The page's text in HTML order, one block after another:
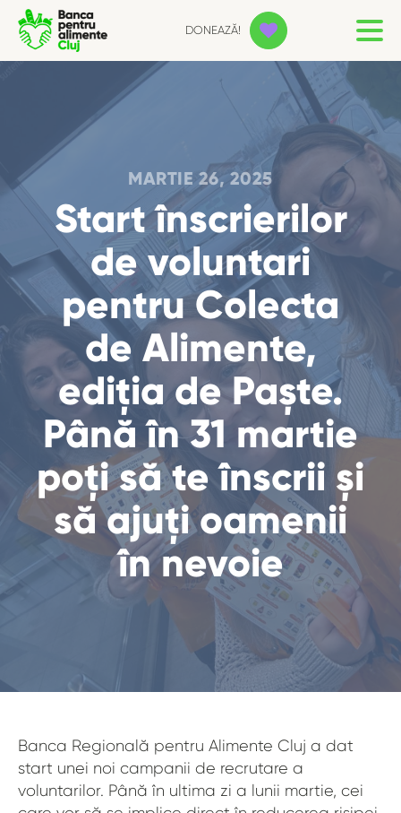
DONEAZĂ!
MARTIE 26, 2025
Start înscrierilor
de voluntari
pentru Colecta
de Alimente,
ediția de Paște.
Până în 31 martie
poți să te înscrii și
să ajuți oamenii
în nevoie
Banca Regională pentru Alimente Cluj a dat
start unei noi campanii de recrutare a
voluntarilor. Până în ultima zi a lunii martie, cei